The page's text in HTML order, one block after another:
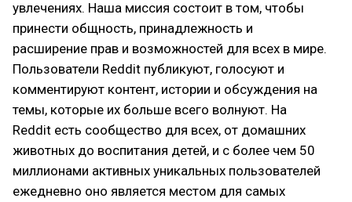
увлечениях. Наша миссия состоит в том, чтобы
принести общность, принадлежность и
расширение прав и возможностей для всех в мире.
Пользователи Reddit публикуют, голосуют и
комментируют контент, истории и обсуждения на
темы, которые их больше всего волнуют. На
Reddit есть сообщество для всех, от домашних
животных до воспитания детей, и с более чем 50
миллионами активных уникальных пользователей
ежедневно оно является местом для самых